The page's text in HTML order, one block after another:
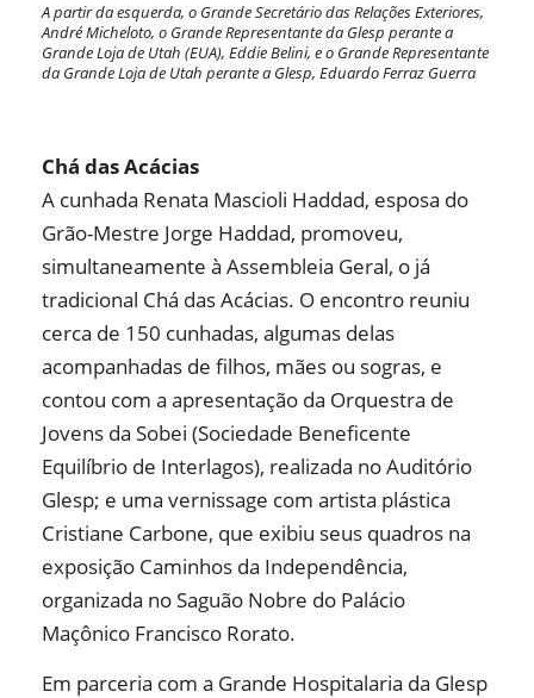
A partir da esquerda, o Grande Secretário das Relações Exteriores,
André Micheloto, o Grande Representante da Glesp perante a
Grande Loja de Utah (EUA), Eddie Belini, e o Grande Representante
da Grande Loja de Utah perante a Glesp, Eduardo Ferraz Guerra
Chá das Acácias
A cunhada Renata Mascioli Haddad, esposa do
Grão-Mestre Jorge Haddad, promoveu,
simultaneamente à Assembleia Geral, o já
tradicional Chá das Acácias. O encontro reuniu
cerca de 150 cunhadas, algumas delas
acompanhadas de filhos, mães ou sogras, e
contou com a apresentação da Orquestra de
Jovens da Sobei (Sociedade Beneficente
Equilíbrio de Interlagos), realizada no Auditório
Glesp; e uma vernissage com artista plástica
Cristiane Carbone, que exibiu seus quadros na
exposição Caminhos da Independência,
organizada no Saguão Nobre do Palácio
Maçônico Francisco Rorato.
Em parceria com a Grande Hospitalaria da Glesp